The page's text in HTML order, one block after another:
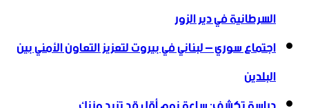
السرطانية في دير الزور
اجتماع سوري – لبناني في بيروت لتعزيز التعاون ‏الأمني ‏بين
البلدين